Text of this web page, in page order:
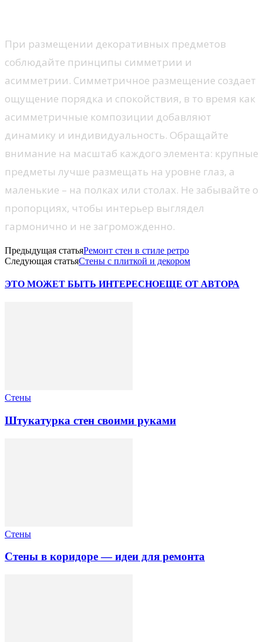
При размещении декоративных предметов
соблюдайте принципы симметрии и
асимметрии. Симметричное размещение создает
ощущение порядка и спокойствия, в то время как
асимметричные композиции добавляют
динамику и индивидуальность. Обращайте
внимание на масштаб каждого элемента: крупные
предметы лучше размещать на уровне глаз, а
маленькие – на полках или столах. Не забывайте о
пропорциях, чтобы интерьер выглядел
гармонично и не загроможденно.
Предыдущая статьяРемонт стен в стиле ретро
Следующая статьяСтены с плиткой и декором
ЭТО МОЖЕТ БЫТЬ ИНТЕРЕСНОЕЩЕ ОТ АВТОРА
Стены
Штукатурка стен своими руками
Стены
Стены в коридоре — идеи для ремонта